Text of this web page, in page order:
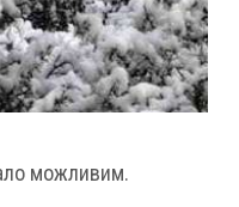
можливим.